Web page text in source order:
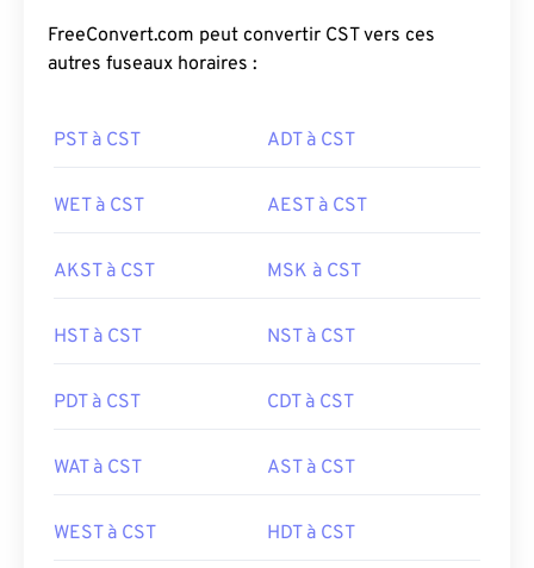
FreeConvert.com peut convertir CST vers ces
autres fuseaux horaires :
PST à CST ADT à CST
WET à CST AEST à CST
AKST à CST MSK à CST
HST à CST NST à CST
PDT à CST CDT à CST
WAT à CST AST à CST
WEST à CST HDT à CST